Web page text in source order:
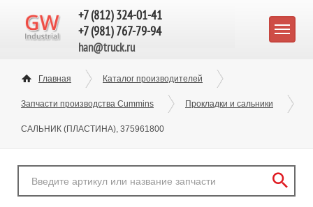
+7 (812) 324-01-41
+7 (981) 767-79-94
han@truck.ru
Главная Каталог производителей
Запчасти производства Cummins Прокладки и сальники
САЛЬНИК (ПЛАСТИНА), 375961800